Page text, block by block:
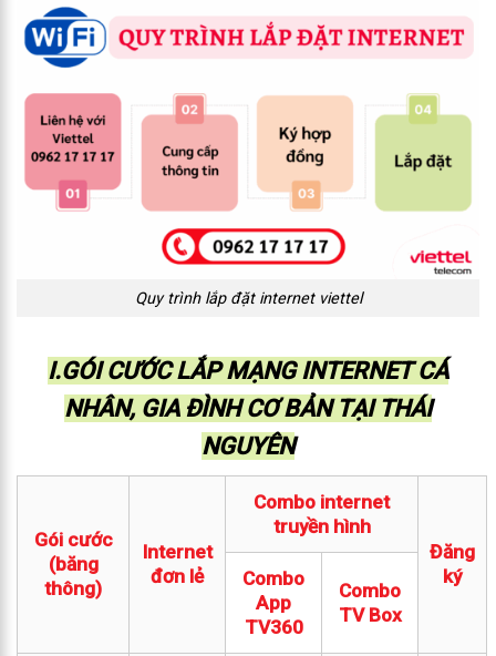
Quy trình lắp đặt internet viettel
I.GÓI CƯỚC LẮP MẠNG INTERNET CÁ
NHÂN, GIA ĐÌNH CƠ BẢN TẠI THÁI
NGUYÊN
Gói cước
(băng
thông)
Internet
đơn lẻ
Combo internet
truyền hình
Đăng
ký
Combo
App
TV360
Combo
TV Box